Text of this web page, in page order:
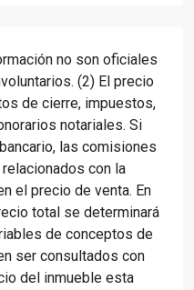
no son oficiales
(2) El precio
de cierre, impuestos,
notariales. Si
las comisiones
con la
el precio de venta. En
total se determinará
de conceptos de
ser consultados con
del inmueble esta